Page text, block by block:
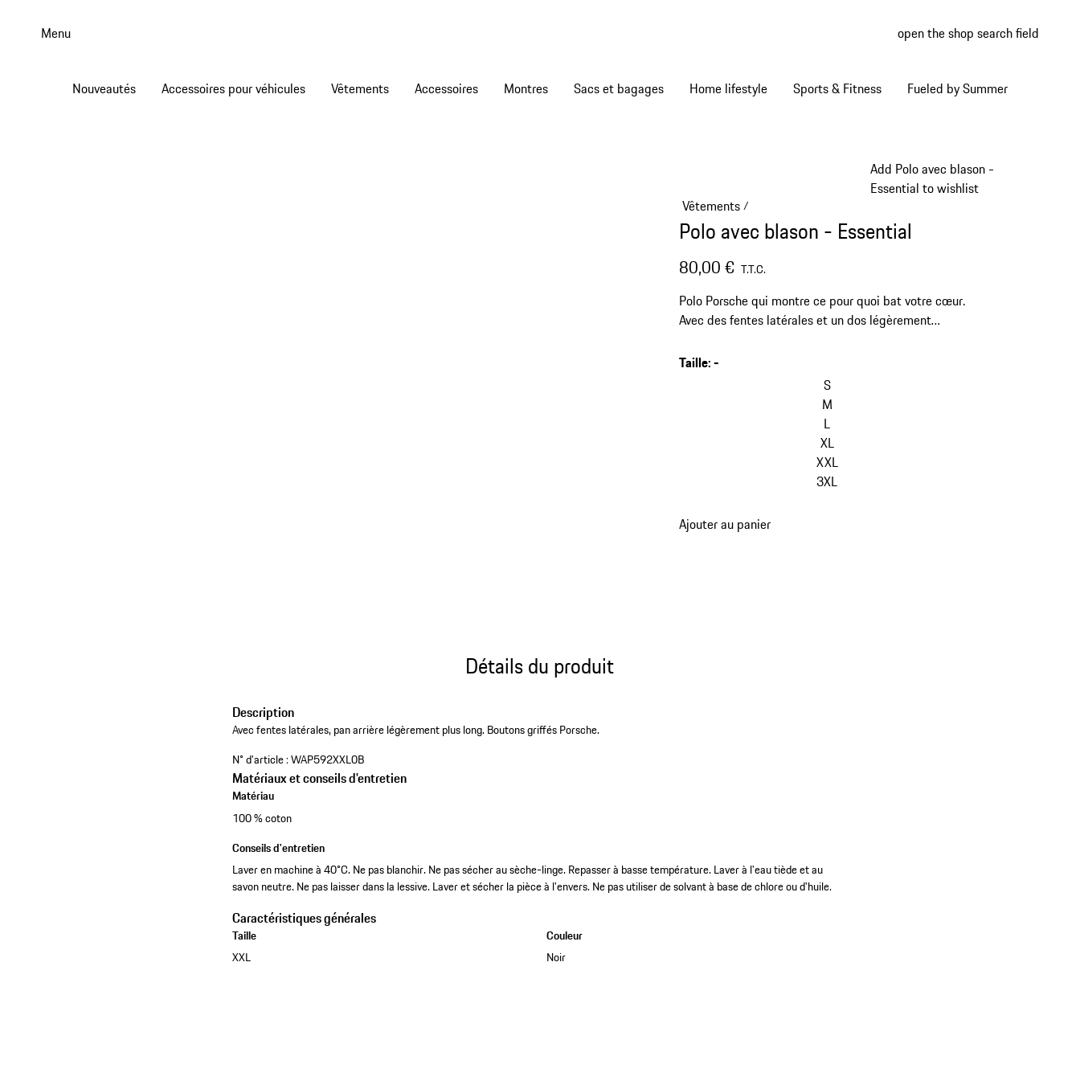
Menu open the shop search field
Nouveautés Accessoires pour véhicules Vêtements Accessoires Montres Sacs et bagages Home lifestyle Sports & Fitness Fueled by Summer
Add Polo avec blason -
Essential to wishlist
Vêtements/
Polo avec blason - Essential
80,00 € T.T.C.
Polo Porsche qui montre ce pour quoi bat votre cœur.
Avec des fentes latérales et un dos légèrement
Taille:-
S
M
L
XL
XXL
3XL
Ajouter au panier
Détails du produit
Description
Avec fentes latérales, pan arrière légèrement plus long. Boutons griffés Porsche.
N° d'article :WAP592XXL0B
Matériaux et conseils d'entretien
Matériau
100 % coton
Conseils d'entretien
Laver en machine à 40°C. Ne pas blanchir. Ne pas sécher au sèche-linge. Repasser à basse température. Laver à l'eau tiède et au
savon neutre. Ne pas laisser dans la lessive. Laver et sécher la pièce à l'envers. Ne pas utiliser de solvant à base de chlore ou d'huile.
Caractéristiques générales
Taille
XXL
Couleur
Noir